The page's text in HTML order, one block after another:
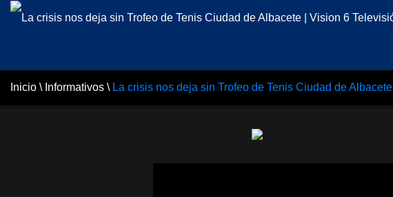
Inicio \ Informativos \ La crisis nos deja sin Trofeo de Tenis Ciudad de Albacete